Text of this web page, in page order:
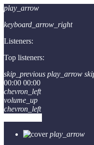
play_arrow
keyboard_arrow_right
Listeners:
Top listeners:
skip_previous play_arrow
00:00 00:00
chevron_left
volume_up
chevron_left
play_arrow